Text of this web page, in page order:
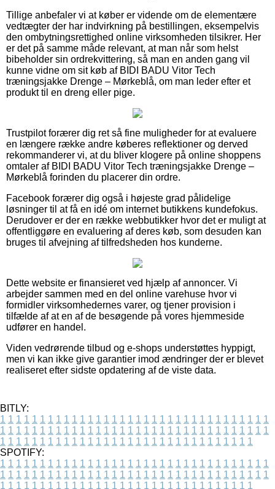
Tillige anbefaler vi at køber er vidende om de elementære
vedtægter der har indvirkning på bestillingen, eksempelvis
den ombytningsrettighed online virksomheden tilsikrer. Her
er det på samme måde relevant, at man når som helst
bibeholder sin ordrekvittering, så man en anden gang vil
kunne vidne om sit køb af BIDI BADU Vitor Tech
træningsjakke Drenge – Mørkeblå, om man leder efter et
produkt til en dreng eller pige.
Trustpilot forærer dig ret så fine muligheder for at evaluere
en længere række andre køberes reflektioner og derved
rekommanderer vi, at du bliver klogere på online shoppens
omtaler af BIDI BADU Vitor Tech træningsjakke Drenge –
Mørkeblå forinden du placerer din ordre.
Facebook forærer dig også i højeste grad pålidelige
løsninger til at få en idé om internet butikkens kundefokus.
Derudover er der en række webbutikker hvor det er muligt at
offentliggøre en evaluering af deres køb, som desuden kan
bruges til afvejning af tilfredsheden hos kunderne.
Dette website er finansieret ved hjælp af annoncer. Vi
arbejder sammen med en del online varehuse hvor vi
formidler virksomhedernes varer, og tjener provision i
tilfælde af at en af de besøgende på vores hjemmeside
udfører en handel.
Viden vedrørende tilbud og e-shops understøttes hyppigt,
men vi kan ikke give garantier imod ændringer der er blevet
realiseret efter sidste opdatering af de viste data.
BITLY:
1 1 1 1 1 1 1 1 1 1 1 1 1 1 1 1 1 1 1 1 1 1 1 1 1 1 1 1 1 1 1 1 1 1
1 1 1 1 1 1 1 1 1 1 1 1 1 1 1 1 1 1 1 1 1 1 1 1 1 1 1 1 1 1 1 1 1 1
1 1 1 1 1 1 1 1 1 1 1 1 1 1 1 1 1 1 1 1 1 1 1 1 1 1 1 1 1 1 1 1
SPOTIFY:
1 1 1 1 1 1 1 1 1 1 1 1 1 1 1 1 1 1 1 1 1 1 1 1 1 1 1 1 1 1 1 1 1 1
1 1 1 1 1 1 1 1 1 1 1 1 1 1 1 1 1 1 1 1 1 1 1 1 1 1 1 1 1 1 1 1 1 1
1 1 1 1 1 1 1 1 1 1 1 1 1 1 1 1 1 1 1 1 1 1 1 1 1 1 1 1 1 1 1 1